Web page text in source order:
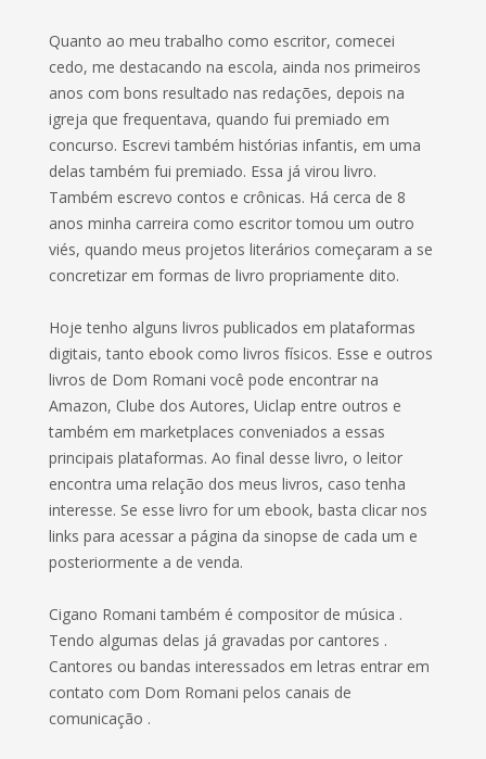
Quanto ao meu trabalho como escritor, comecei
cedo, me destacando na escola, ainda nos primeiros
anos com bons resultado nas redações, depois na
igreja que frequentava, quando fui premiado em
concurso. Escrevi também histórias infantis, em uma
delas também fui premiado. Essa já virou livro.
Também escrevo contos e crônicas. Há cerca de 8
anos minha carreira como escritor tomou um outro
viés, quando meus projetos literários começaram a se
concretizar em formas de livro propriamente dito.
Hoje tenho alguns livros publicados em plataformas
digitais, tanto ebook como livros físicos. Esse e outros
livros de Dom Romani você pode encontrar na
Amazon, Clube dos Autores, Uiclap entre outros e
também em marketplaces conveniados a essas
principais plataformas. Ao final desse livro, o leitor
encontra uma relação dos meus livros, caso tenha
interesse. Se esse livro for um ebook, basta clicar nos
links para acessar a página da sinopse de cada um e
posteriormente a de venda.
Cigano Romani também é compositor de música .
Tendo algumas delas já gravadas por cantores .
Cantores ou bandas interessados em letras entrar em
contato com Dom Romani pelos canais de
comunicação .